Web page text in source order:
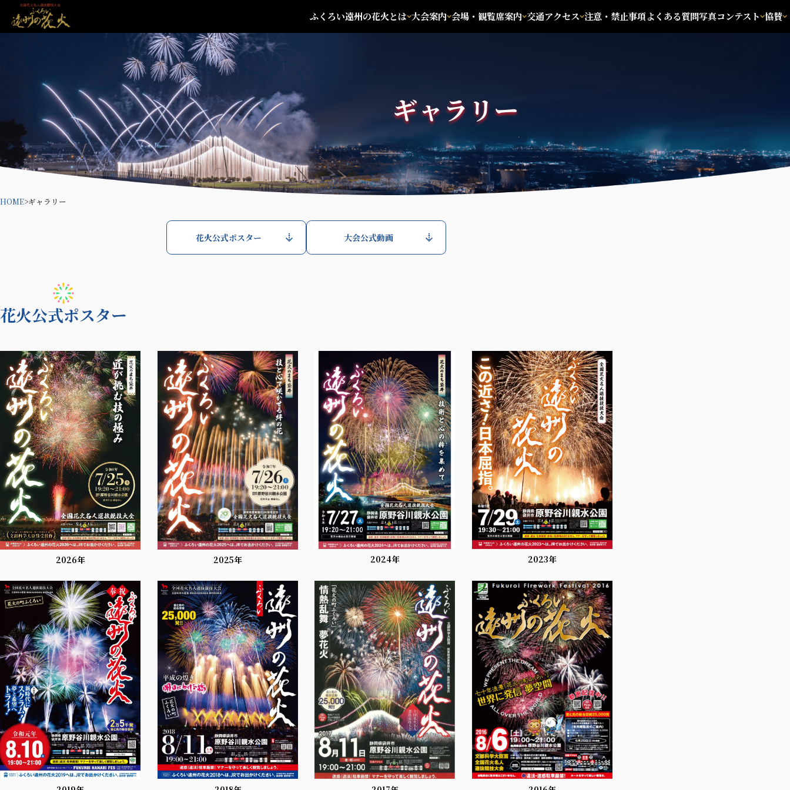
ふくろい遠州の花火とは 大会案内 会場・観覧席案内 交通アクセス 注意・禁止事項よくある質問写真コンテスト 協賛
ギャラリー
HOME>ギャラリー
花火公式ポスター 大会公式動画
花火公式ポスター
2026年 2025年 2024年 2023年